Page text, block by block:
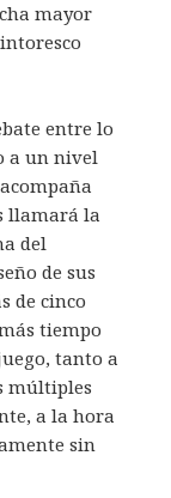
mayor
entre lo
a un nivel
llamará la
del
de sus
de cinco
tiempo
tanto a
múltiples
a la hora
sin